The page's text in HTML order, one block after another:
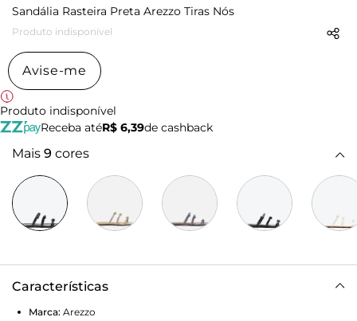
Sandália Rasteira Preta Arezzo Tiras Nós
Produto indisponível
Avise-me
Produto indisponível
Receba atéR$ 6,39de cashback
Mais 9 cores
Características
Marca: Arezzo